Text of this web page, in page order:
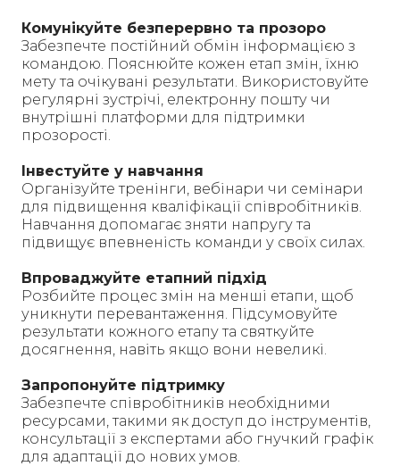
Комунікуйте безперервно та прозоро
Забезпечте постійний обмін інформацією з
командою. Пояснюйте кожен етап змін, їхню
мету та очікувані результати. Використовуйте
регулярні зустрічі, електронну пошту чи
внутрішні платформи для підтримки
прозорості.
Інвестуйте у навчання
Організуйте тренінги, вебінари чи семінари
для підвищення кваліфікації співробітників.
Навчання допомагає зняти напругу та
підвищує впевненість команди у своїх силах.
Впроваджуйте етапний підхід
Розбийте процес змін на менші етапи, щоб
уникнути перевантаження. Підсумовуйте
результати кожного етапу та святкуйте
досягнення, навіть якщо вони невеликі.
Запропонуйте підтримку
Забезпечте співробітників необхідними
ресурсами, такими як доступ до інструментів,
консультації з експертами або гнучкий графік
для адаптації до нових умов.